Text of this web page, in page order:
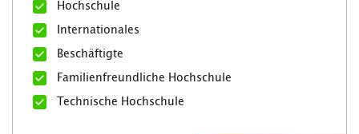
Hochschule
Internationales
Beschäftigte
Familienfreundliche Hochschule
Technische Hochschule